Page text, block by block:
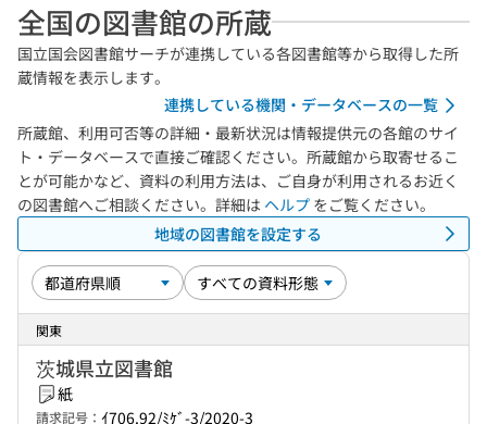
全国の図書館の所蔵
国立国会図書館サーチが連携している各図書館等から取得した所
蔵情報を表示します。
連携している機関・データベースの一覧
所蔵館、利用可否等の詳細・最新状況は情報提供元の各館のサイ
ト・データベースで直接ご確認ください。所蔵館から取寄せるこ
とが可能かなど、資料の利用方法は、ご自身が利用されるお近く
の図書館へご相談ください。詳細は ヘルプ をご覧ください。
地域の図書館を設定する
関東
茨城県立図書館
紙
請求記号： ｲ706.92/ﾐｹﾞ-3/2020-3